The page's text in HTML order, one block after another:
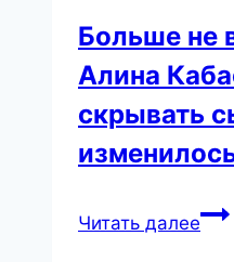
Больше не
Алина
скрывать
Читать далее